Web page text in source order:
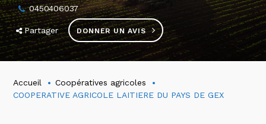
0450406037
Partager DONNER UN AVIS
Accueil
Coopératives agricoles
COOPERATIVE AGRICOLE LAITIERE DU PAYS DE GEX